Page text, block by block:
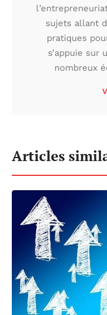
sujets allant
pratiques
s’appuie sur
nombreux
Articles